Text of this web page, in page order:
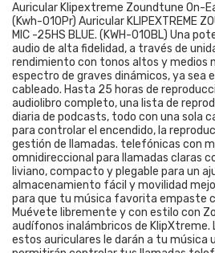
Auricular Klipextreme Zoundtune On-
(Kwh-010Pr) Auricular KLIPEXTREME
MIC -25HS BLUE. (KWH-010BL) Una
audio de alta fidelidad, a través de
rendimiento con tonos altos y medios
espectro de graves dinámicos, ya sea
cableado. Hasta 25 horas de
audiolibro completo, una lista de
diaria de podcasts, todo con una sola
para controlar el encendido, la
gestión de llamadas. telefónicas con
omnidireccional para llamadas claras
liviano, compacto y plegable para un
almacenamiento fácil y movilidad
para que tu música favorita empaste
Muévete libremente y con estilo con
audífonos inalámbricos de KlipXtreme.
estos auriculares le darán a tu música